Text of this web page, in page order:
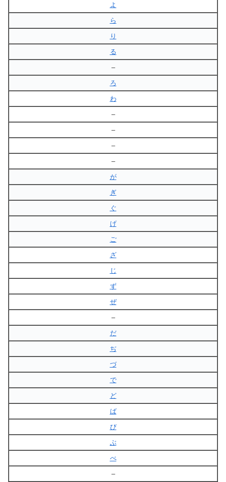
よ
ら
り
る
–
ろ
わ
–
–
–
–
が
ぎ
ぐ
げ
ご
ざ
じ
ず
ぜ
–
だ
ぢ
づ
で
ど
ば
び
ぶ
べ
–